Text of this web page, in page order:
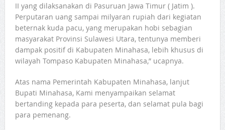
II yang dilaksanakan di Pasuruan Jawa Timur ( Jatim ).
Perputaran uang sampai milyaran rupiah dari kegiatan
beternak kuda pacu, yang merupakan hobi sebagian
masyarakat Provinsi Sulawesi Utara, tentunya memberi
dampak positif di Kabupaten Minahasa, lebih khusus di
wilayah Tompaso Kabupaten Minahasa,” ucapnya.
Atas nama Pemerintah Kabupaten Minahasa, lanjut
Bupati Minahasa, Kami menyampaikan selamat
bertanding kepada para peserta, dan selamat pula bagi
para pemenang.